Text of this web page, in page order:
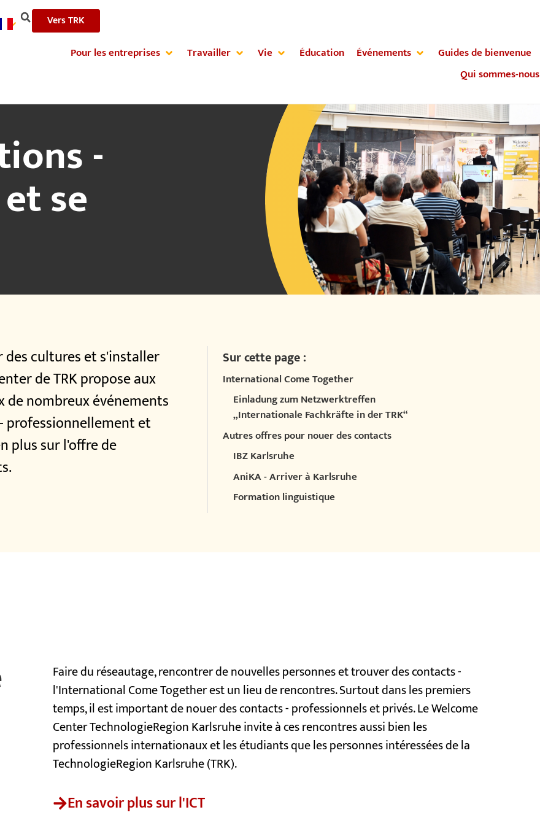
Vers TRK
Pour les entreprises Travailler Vie Éducation Événements
Guides de bienvenue
Qui sommes-
-
se
cultures et s'installer
de TRK propose aux
nombreux événements
professionnellement et
plus sur l'offre de
Sur cette page :
International Come Together
Einladung zum Netzwerktreffen
„Internationale Fachkräfte in der TRK“
Autres offres pour nouer des contacts
IBZ Karlsruhe
AniKA - Arriver à Karlsruhe
Formation linguistique
Faire du réseautage, rencontrer de nouvelles personnes et trouver des contacts -
l'International Come Together est un lieu de rencontres. Surtout dans les premiers
temps, il est important de nouer des contacts - professionnels et privés. Le Welcome
Center TechnologieRegion Karlsruhe invite à ces rencontres aussi bien les
professionnels internationaux et les étudiants que les personnes intéressées de la
TechnologieRegion Karlsruhe (TRK).
En savoir plus sur l'ICT